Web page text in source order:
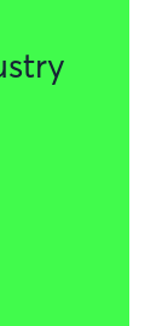
warmte-